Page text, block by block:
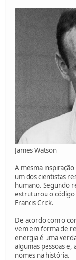
James Watson
A mesma
um dos cientistas
humano. Segundo
estruturou o código
Francis Crick.
De acordo com o
vem em forma de
energia é uma
algumas pessoas e,
nomes na história.